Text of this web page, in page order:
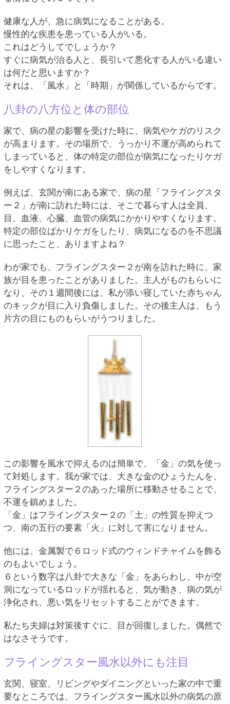
健康な人が、急に病気になることがある。
慢性的な疾患を患っている人がいる。
これはどうしてでしょうか？
すぐに病気が治る人と、長引いて悪化する人がいる違い
は何だと思いますか？
それは、「風水」と「時期」が関係しているからです。
八卦の八方位と体の部位
家で、病の星の影響を受けた時に、病気やケガのリスク
が高まります。その場所で、うっかり不運が高められて
しまっていると、体の特定の部位が病気になったりケガ
をしやすくなります。
例えば、玄関が南にある家で、病の星「フライングスタ
ー２」が南に訪れた時には、そこで暮らす人は全員、
目、血液、心臓、血管の病気にかかりやすくなります。
特定の部位ばかりケガをしたり、病気になるのを不思議
に思ったこと、ありますよね？
わが家でも、フライングスター２が南を訪れた時に、家
族が目を患ったことがありました。主人がものもらいに
なり、その１週間後には、私が添い寝していた赤ちゃん
のキックが目に入り負傷しました。その後主人は、もう
片方の目にものもらいがうつりました。
この影響を風水で抑えるのは簡単で、「金」の気を使っ
て対処します。我が家では、大きな金のひょうたんを、
フライングスター２のあった場所に移動させることで、
不運を鎮めました。
「金」はフライングスター２の「土」の性質を抑えつ
つ、南の五行の要素「火」に対して害になりません。
他には、金属製で６ロッド式のウィンドチャイムを飾る
のもよいでしょう。
６という数字は八卦で大きな「金」をあらわし、中が空
洞になっているロッドが揺れると、気が動き、病の気が
浄化され、悪い気をリセットすることができます。
私たち夫婦は対策後すぐに、目が回復しました。偶然で
はなさそうです。
フライングスター風水以外にも注目
玄関、寝室、リビングやダイニングといった家の中で重
要なところでは、フライングスター風水以外の病気の原